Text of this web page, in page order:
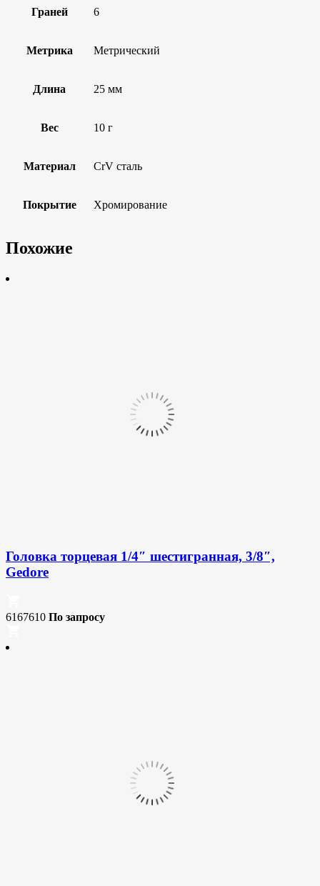
Граней 6
Метрика Метрический
Длина 25 мм
Вес 10 г
Материал CrV сталь
Покрытие Хромирование
Похожие
Головка торцевая 1/4″ шестигранная, 3/8″,
Gedore
6167610 По запросу